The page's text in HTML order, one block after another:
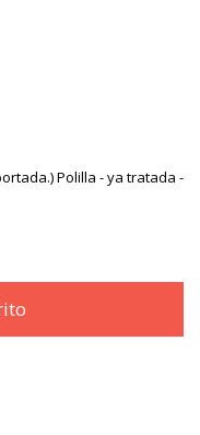
Polilla - ya tratada -